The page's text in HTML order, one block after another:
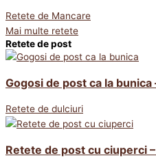
Retete de Mancare
Mai multe retete
Retete de post
Gogosi de post ca la
Retete de dulciuri
Retete de post cu ciuperci